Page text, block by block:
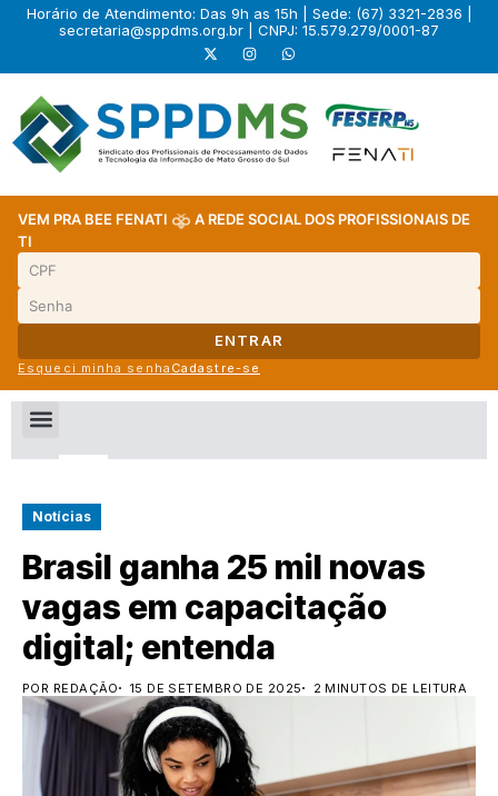
Horário de Atendimento: Das 9h as 15h | Sede: (67) 3321-2836 |
secretaria@sppdms.org.br | CNPJ: 15.579.279/0001-87
VEM PRA BEE FENATI
A REDE SOCIAL DOS PROFISSIONAIS DE
TI
ENTRAR
Esqueci minha senha Cadastre-se
Notícias
Brasil ganha 25 mil novas
vagas em capacitação
digital; entenda
POR REDAÇÃO 15 DE SETEMBRO DE 2025 2 MINUTOS DE LEITURA